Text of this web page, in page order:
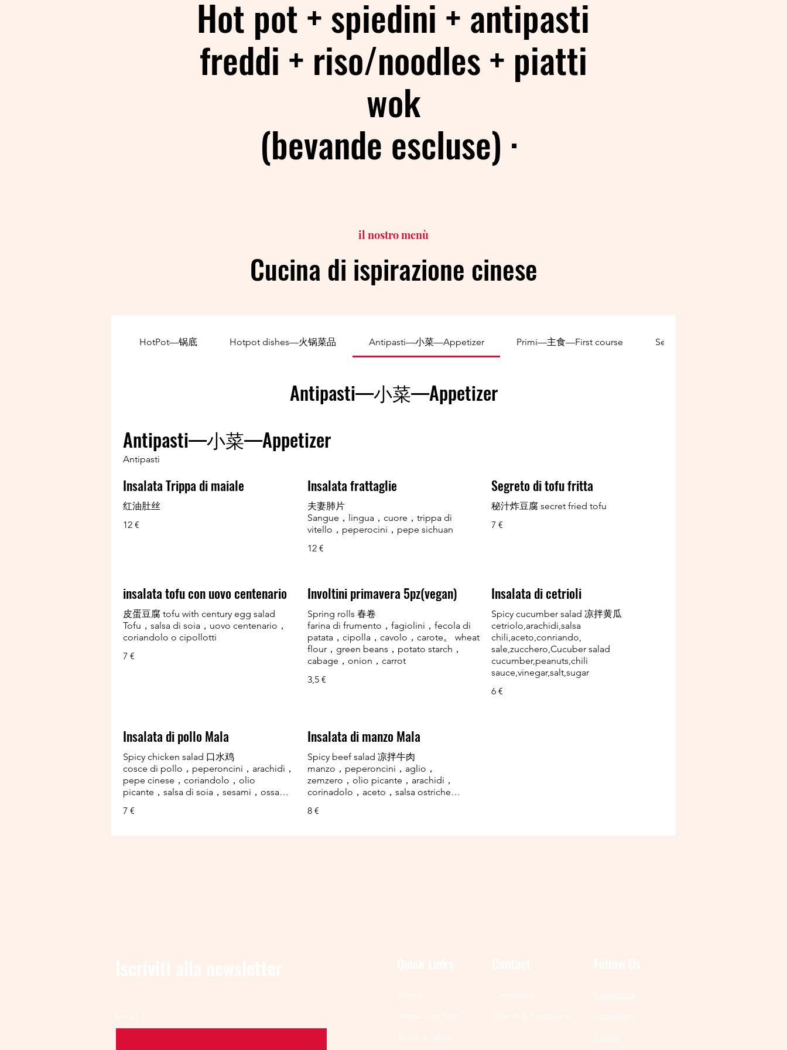
Hot pot + spiedini + antipasti
freddi + riso/noodles + piatti
wok
(bevande escluse) ·
il nostro menù
Cucina di ispirazione cinese
HotPot—锅底 Hotpot dishes—火锅菜品 Antipasti—小菜—Appetizer Primi—主食—First course Secondi—热炒—Second
Antipasti—小菜—Appetizer
Antipasti—小菜—Appetizer
Antipasti
Insalata Trippa di maiale
红油肚丝
12 €
Insalata frattaglie
夫妻肺片
Sangue，lingua，cuore，trippa di
vitello，peperocini，pepe sichuan
12 €
Segreto di tofu fritta
秘汁炸豆腐 secret fried tofu
7 €
insalata tofu con uovo centenario
皮蛋豆腐 tofu with century egg salad
Tofu，salsa di soia，uovo centenario，
coriandolo o cipollotti
7 €
Involtini primavera 5pz(vegan)
Spring rolls 春卷
farina di frumento，fagiolini，fecola di
patata，cipolla，cavolo，carote。 wheat
flour，green beans，potato starch，
cabage，onion，carrot
3,5 €
Insalata di cetrioli
Spicy cucumber salad 凉拌黄瓜
cetriolo,arachidi,salsa
chili,aceto,conriando,
sale,zucchero,Cucuber salad
cucumber,peanuts,chili
sauce,vinegar,salt,sugar
6 €
Insalata di pollo Mala
Spicy chicken salad 口水鸡
cosce di pollo，peperoncini，arachidi，
pepe cinese，coriandolo，olio
picante，salsa di soia，sesami，ossa…
7 €
Insalata di manzo Mala
Spicy beef salad 凉拌牛肉
manzo，peperoncini，aglio，
zemzero，olio picante，arachidi，
corinadolo，aceto，salsa ostriche…
8 €